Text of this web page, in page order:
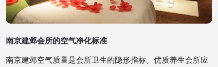
南京建邺会所的空气净化标准
南京建邺空气质量是会所卫生的隐形指标。优质养生会所应